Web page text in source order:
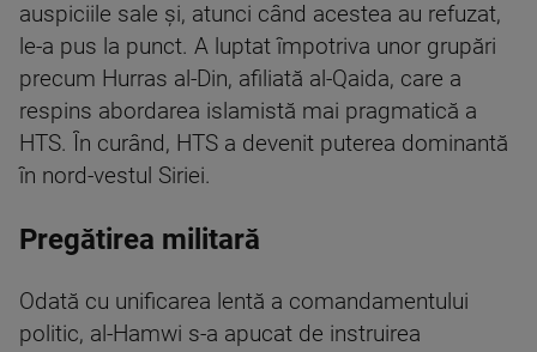
auspiciile sale şi, atunci când acestea au refuzat,
le-a pus la punct. A luptat împotriva unor grupări
precum Hurras al-Din, afiliată al-Qaida, care a
respins abordarea islamistă mai pragmatică a
HTS. În curând, HTS a devenit puterea dominantă
în nord-vestul Siriei.
Pregătirea militară
Odată cu unificarea lentă a comandamentului
politic, al-Hamwi s-a apucat de instruirea